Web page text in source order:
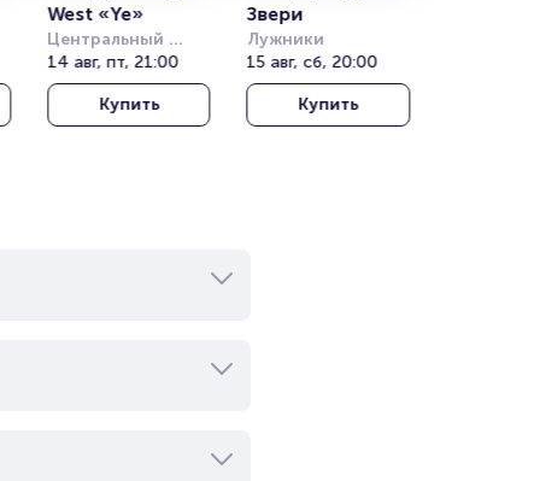
West «Ye»
Центральный
стадион Алматы
14 авг, пт, 21:00
Купить
Звери
Лужники
15 авг, сб, 20:00
Купить